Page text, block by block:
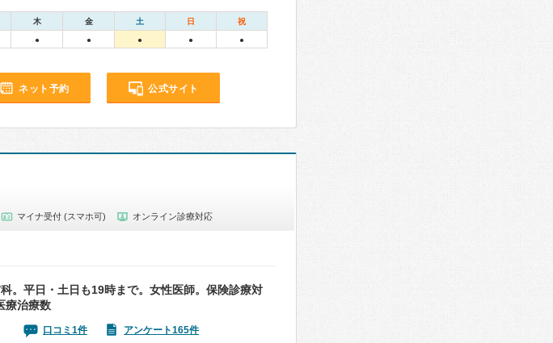
木 金 土 日 祝
● ● ● ● ●
ネット予約 公式サイト
マイナ受付 (スマホ可) オンライン診療対応
。平日・土日も19時まで。女性医師。保険診療対
療治療数
口コミ1件 アンケート165件